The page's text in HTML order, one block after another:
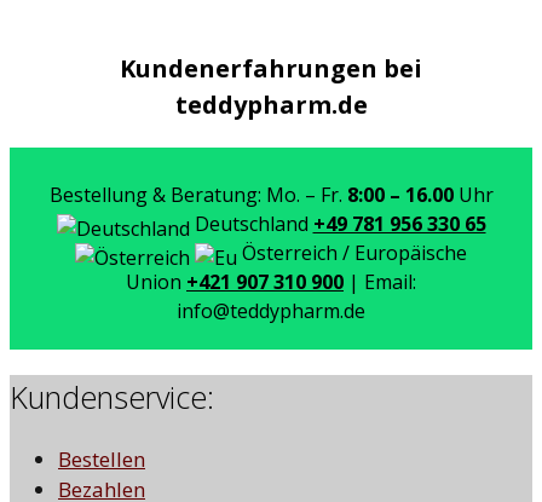
Kundenerfahrungen bei
teddypharm.de
Bestellung & Beratung: Mo. – Fr. 8:00 – 16.00Uhr
Deutschland +49 781 956 330 65
Österreich / Europäische
Union +421 907 310 900 | Email:
info@teddypharm.de
Kundenservice:
Bestellen
Bezahlen